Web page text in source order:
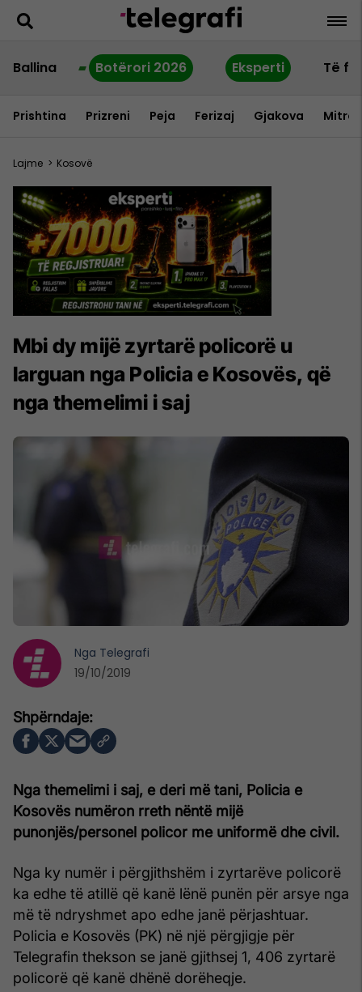
Ballina Botërori 2026 Eksperti Të
Prishtina Prizreni Peja Ferizaj Gjakova
Lajme > Kosovë
Mbi dy mijë zyrtarë policorë u
larguan nga Policia e Kosovës, që
nga themelimi i saj
Nga themelimi i saj, e deri më tani, Policia e
Kosovës numëron rreth nëntë mijë
punonjës/personel policor me uniformë dhe civil.
Nga ky numër i përgjithshëm i zyrtarëve policorë
ka edhe të atillë që kanë lënë punën për arsye nga
më të ndryshmet apo edhe janë përjashtuar.
Policia e Kosovës (PK) në një përgjigje për
Telegrafin thekson se janë gjithsej 1, 406 zyrtarë
policorë që kanë dhënë dorëheqje.
Nga Telegrafi
19/10/2019